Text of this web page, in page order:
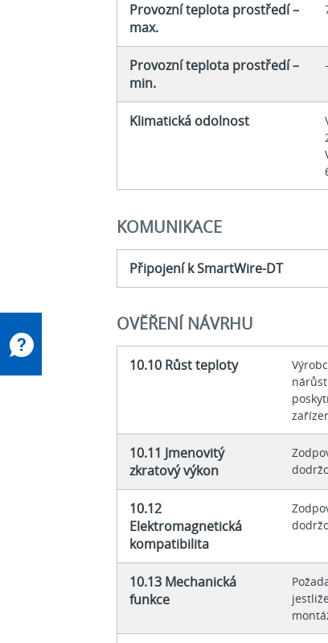
Provozní teplota prostředí –
max.
Provozní teplota prostředí –
min.
Klimatická odolnost
KOMUNIKACE
Připojení k SmartWire-DT
OVĚŘENÍ NÁVRHU
10.10 Růst teploty
10.11 Jmenovitý
zkratový výkon
10.12
Elektromagnetická
kompatibilita
10.13 Mechanická
funkce